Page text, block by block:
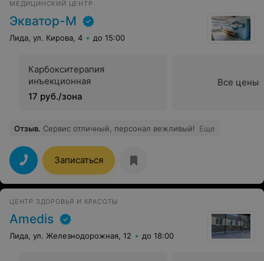
МЕДИЦИНСКИЙ ЦЕНТР
Экватор-М
Лида, ул. Кирова, 4 до 15:00
Карбокситерапия
инъекционная
17 руб./зона
Все цены
Отзыв. Сервис отличный, персонал вежливый! Еще
Записаться
ЦЕНТР ЗДОРОВЬЯ И КРАСОТЫ
Amedis
Лида, ул. Железнодорожная, 12 до 18:00